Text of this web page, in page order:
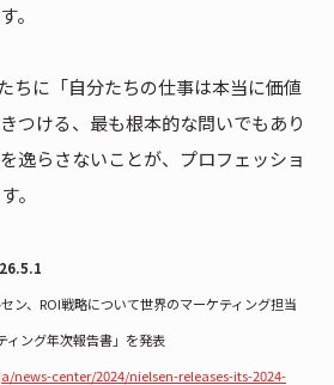
。
ちに「自分たちの仕事は本当に価値
つける、最も根本的な問いでもあり
逸らさないことが、プロフェッショ
。
ン、ROI戦略について世界のマーケティング担当
ィング年次報告書」を発表
center/2024/nielsen-releases-its-2024-